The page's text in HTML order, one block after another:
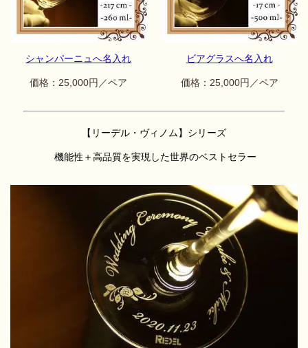
シャンパーニュへ名入れ
価格：25,000円／ペア
ビアグラスへ名入れ
価格：25,000円／ペア
【リーデル・ヴィノム】シリーズ
機能性＋高品質を実現した世界のベストセラー